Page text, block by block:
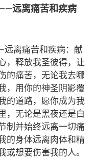
远离痛苦和疾病
离痛苦和疾病：献
，释放我圣彼得，让
的痛苦，无论我去哪
，用你的神圣阴影覆
的道路，愿你成为我
，无论是黑夜还是白
制并始终远离一切痛
的身体远离肉体和精
想要伤害我的人。